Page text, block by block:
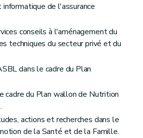
de l'assurance
conseils à l'aménagement du
techniques du secteur privé et du
dans le cadre du Plan
cadre du Plan wallon de Nutrition
actions et recherches dans le
de la Santé et de la Famille.